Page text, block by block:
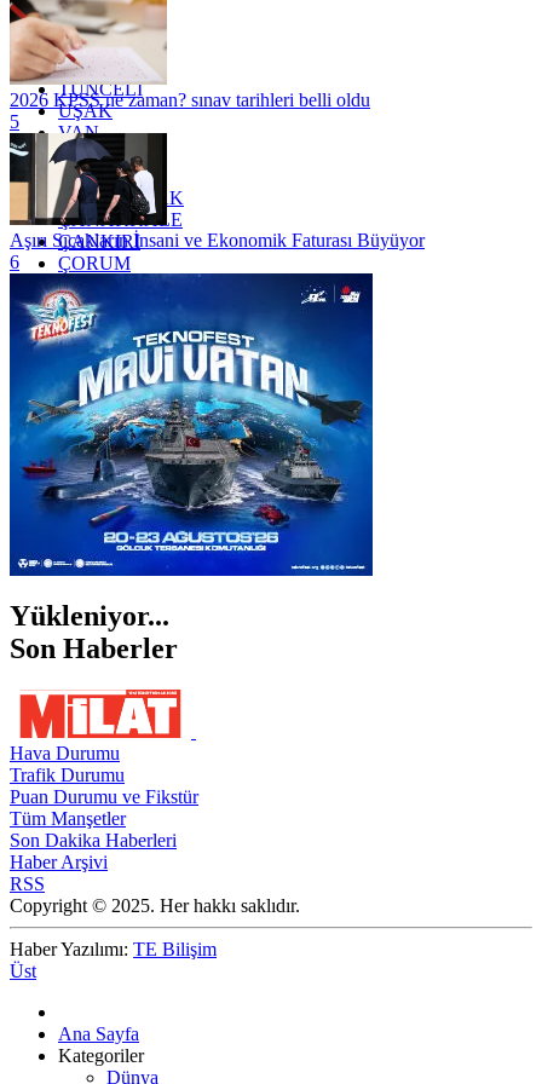
TEKİRDAĞ
TOKAT
TRABZON
TUNCELİ
UŞAK
VAN
YALOVA
YOZGAT
ZONGULDAK
ÇANAKKALE
ÇANKIRI
ÇORUM
İSTANBUL
İZMİR
ŞANLIURFA
ŞIRNAK
2026 KPSS ne zaman? sınav tarihleri belli oldu
5
Aşırı Sıcakların İnsani ve Ekonomik Faturası Büyüyor
6
Yükleniyor...
Son Haberler
Hava Durumu
Trafik Durumu
Puan Durumu ve Fikstür
Tüm Manşetler
Son Dakika Haberleri
Haber Arşivi
RSS
Copyright © 2025. Her hakkı saklıdır.
Haber Yazılımı: TE Bilişim
Üst
Ana Sayfa
Kategoriler
Dünya